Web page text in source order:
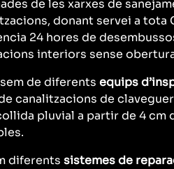
de les xarxes de
donant servei a tota
24 hores de
interiors sense
de diferents equips
canalitzacions de
pluvial a partir de 4 cm
diferents sistemes de